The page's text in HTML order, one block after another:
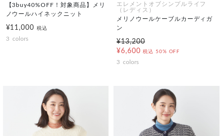
【3buy40%OFF！対象商品】メリ
ノウールハイネックニット
¥11,000税込
3 colors
エレメントオブシンプルライフ
（レディス）
メリノウールケーブルカーディガ
ン
¥13,200
¥6,600 税込 50% OFF
3 colors